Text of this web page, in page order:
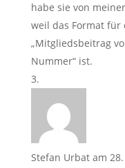
habe sie von
weil das Format für
„Mitgliedsbeitrag
Nummer“ ist.
Stefan Urbat am